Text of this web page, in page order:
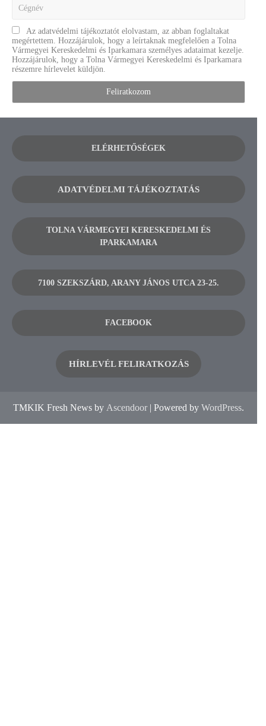
Az adatvédelmi tájékoztatót elolvastam, az abban foglaltakat
megértettem. Hozzájárulok, hogy a leírtaknak megfelelően a Tolna
Vármegyei Kereskedelmi és Iparkamara személyes adataimat kezelje.
Hozzájárulok, hogy a Tolna Vármegyei Kereskedelmi és Iparkamara
részemre hírlevelet küldjön.
ELÉRHETŐSÉGEK
ADATVÉDELMI TÁJÉKOZTATÁS
TOLNA VÁRMEGYEI KERESKEDELMI ÉS
IPARKAMARA
7100 SZEKSZÁRD, ARANY JÁNOS UTCA 23-25.
FACEBOOK
HÍRLEVÉL FELIRATKOZÁS
TMKIK Fresh News by Ascendoor | Powered by WordPress.